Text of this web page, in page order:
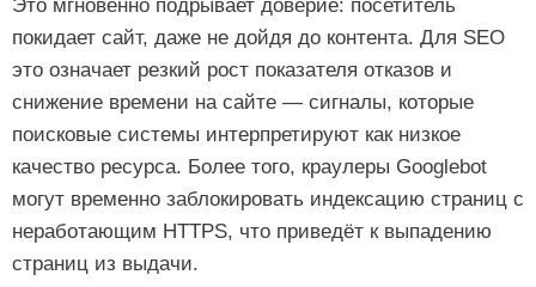
Это мгновенно подрывает доверие: посетитель
покидает сайт, даже не дойдя до контента. Для SEO
это означает резкий рост показателя отказов и
снижение времени на сайте — сигналы, которые
поисковые системы интерпретируют как низкое
качество ресурса. Более того, краулеры Googlebot
могут временно заблокировать индексацию страниц с
неработающим HTTPS, что приведёт к выпадению
страниц из выдачи.